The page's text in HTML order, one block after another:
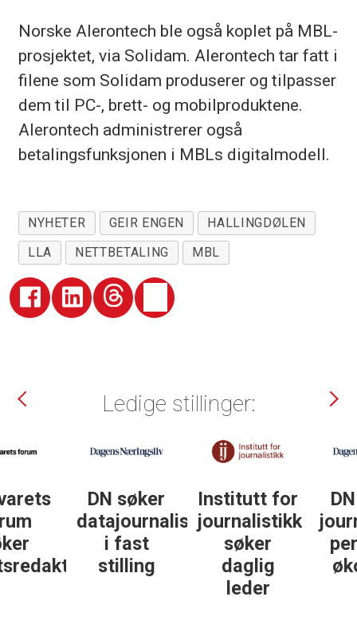
Norske Alerontech ble også koplet på MBL-
prosjektet, via Solidam. Alerontech tar fatt i
filene som Solidam produserer og tilpasser
dem til PC-, brett- og mobilproduktene.
Alerontech administrerer også
betalingsfunksjonen i MBLs digitalmodell.
NYHETER GEIR ENGEN
HALLINGDØLEN
LLA
NETTBETALING MBL
Ledige stillinger:
DN søker
datajournalist
stilling
Institutt for
journalistikk
daglig
DN søker
journalist
personlig
økonomi